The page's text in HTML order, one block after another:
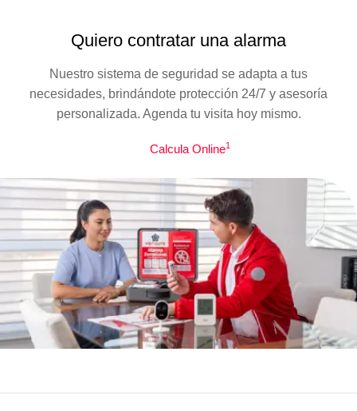
Quiero contratar una alarma
Nuestro sistema de seguridad se adapta a tus
necesidades, brindándote protección 24/7 y asesoría
personalizada. Agenda tu visita hoy mismo.
Calcula Online1